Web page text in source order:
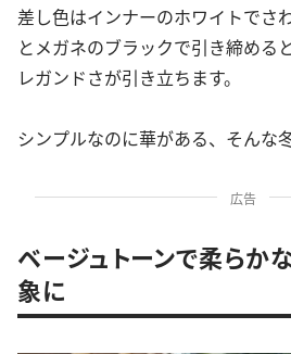
差し色はインナーのホワイトでさ
とメガネのブラックで引き締める
レガンドさが引き立ちます。
シンプルなのに華がある、そんな
広告
ベージュトーンで柔らか
象に